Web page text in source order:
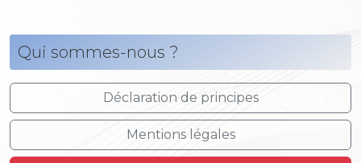
Qui sommes-nous ?
Déclaration de principes
Mentions légales